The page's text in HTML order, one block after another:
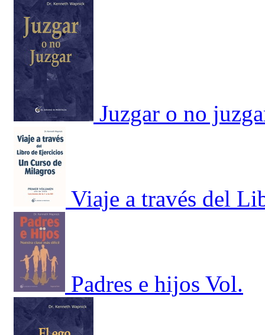
Juzgar o no
Viaje a través del
Padres e hijos Vol.